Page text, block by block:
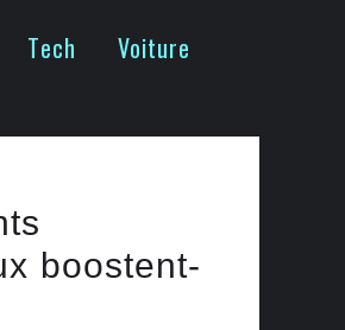
Tech Voiture
boostent-